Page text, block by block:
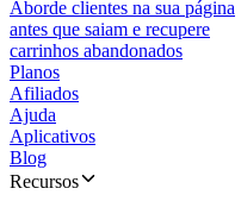
Aborde clientes na sua página
antes que saiam e recupere
carrinhos abandonados
Planos
Afiliados
Ajuda
Aplicativos
Blog
Recursos